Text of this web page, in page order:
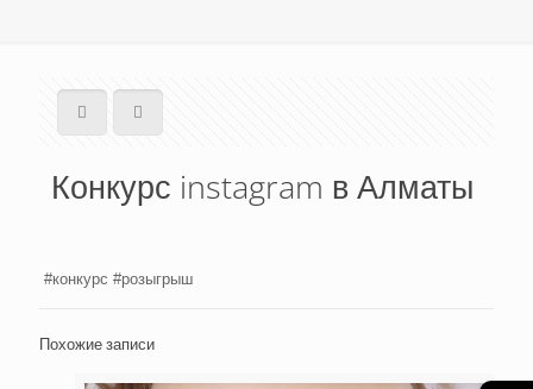
Конкурс instagram в Алматы
#конкурс #розыгрыш
Похожие записи